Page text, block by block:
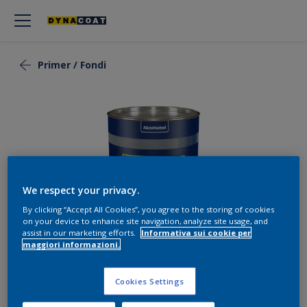
Primer / Fondi
We respect your privacy.
By clicking “Accept All Cookies”, you agree to the storing of cookies
on your device to enhance site navigation, analyze site usage, and
assist in our marketing efforts.
Informativa sui cookie per
maggiori informazioni.
Cookies Settings